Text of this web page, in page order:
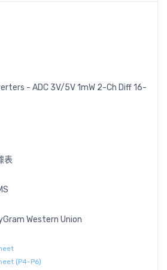
- ADC 3V/5V 1mW 2-Ch Diff 16-
表
Western Union
(P4-P6)